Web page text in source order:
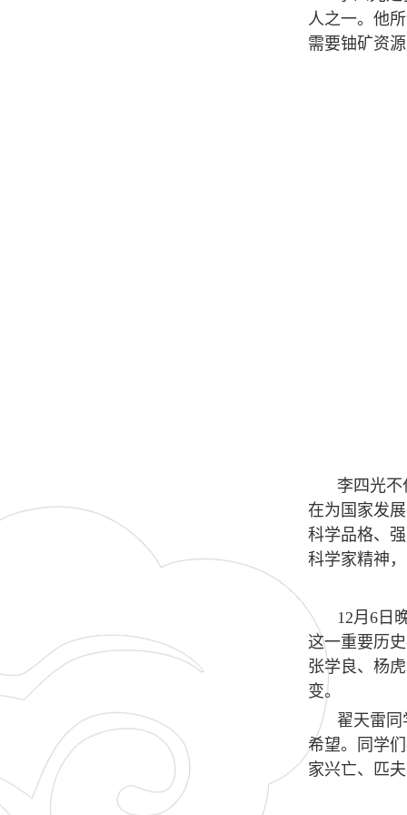
人之一。他
需要铀矿资
李四光
在为国家发
科学品格、
科学家精神
12月 6日
这一重要历史
张学良、杨
变。
翟天雷
希望。同学
家兴亡、匹